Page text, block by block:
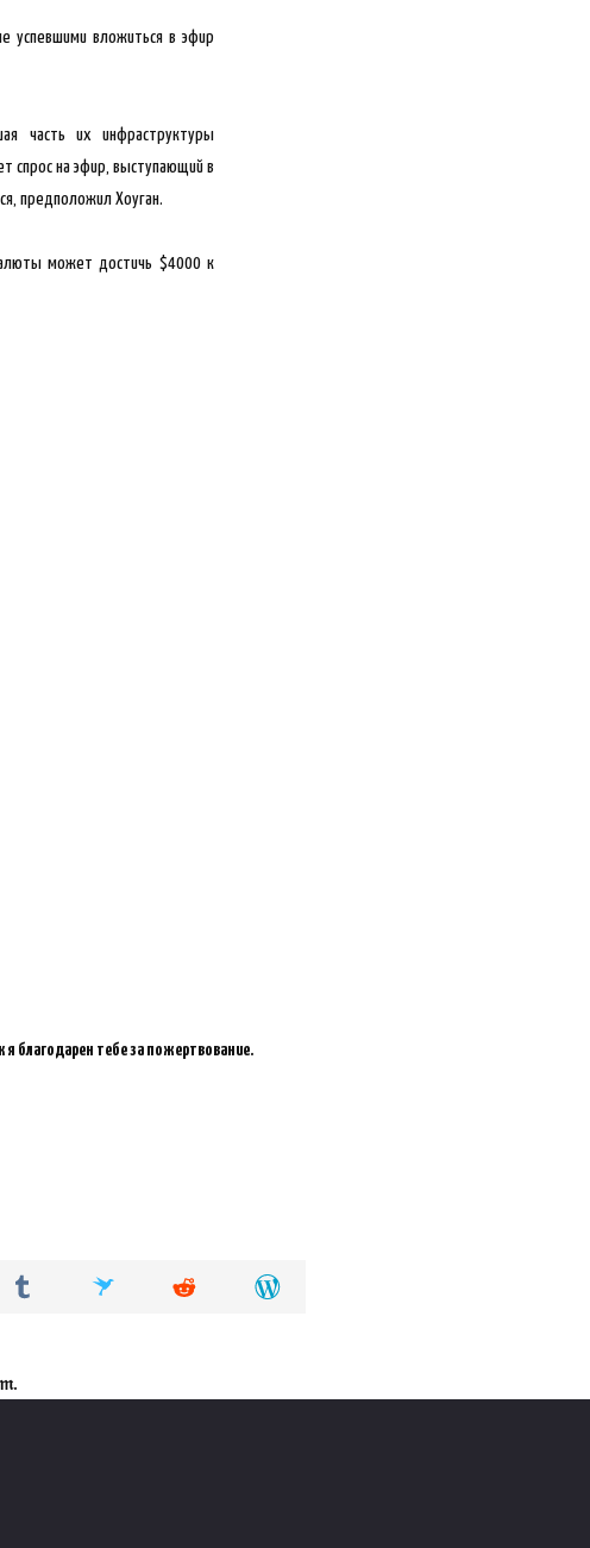
успевшими вложиться в эфир
часть их инфраструктуры
спрос на эфир, выступающий в
предположил Хоуган.
может достичь $4000 к
благодарен тебе за пожертвование.